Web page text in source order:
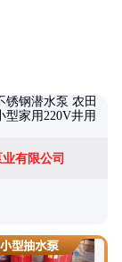
有限公司